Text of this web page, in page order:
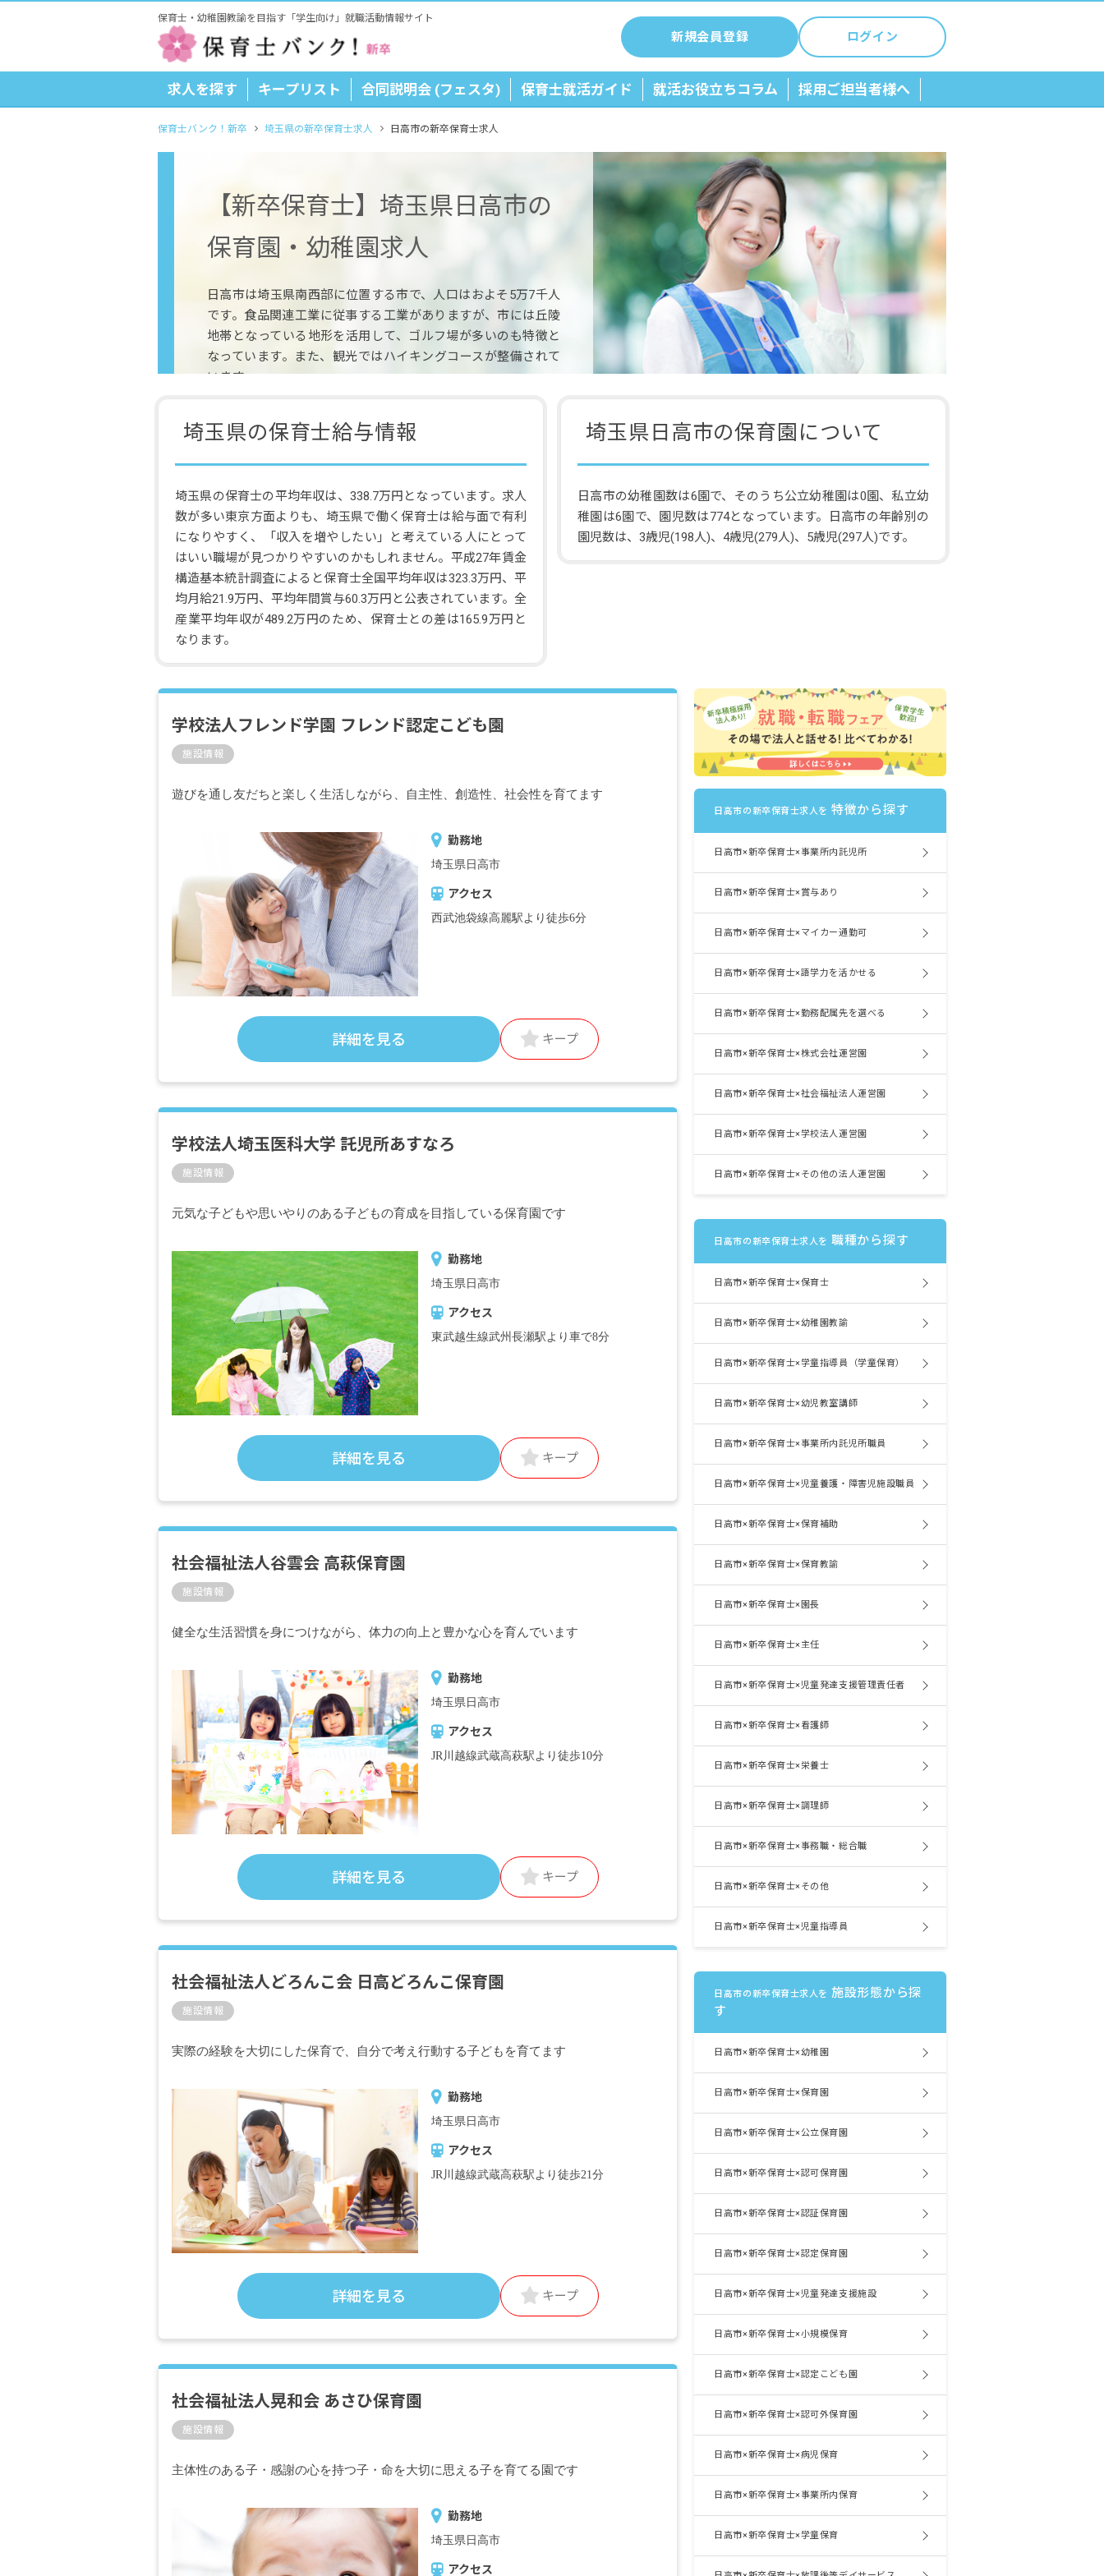
保育士・幼稚園教諭を目指す「学生向け」就職活動情報サイト
新規会員登録 ログイン
求人を探す キープリスト 合同説明会 (フェスタ) 保育士就活ガイド 就活お役立ちコラム 採用ご担当者様へ
保育士バンク！新卒 埼玉県の新卒保育士求人 日高市の新卒保育士求人
【新卒保育士】埼玉県日高市の
保育園・幼稚園求人
日高市は埼玉県南西部に位置する市で、人口はおよそ5万7千人
です。食品関連工業に従事する工業がありますが、市には丘陵
地帯となっている地形を活用して、ゴルフ場が多いのも特徴と
なっています。また、観光ではハイキングコースが整備されて
います。
埼玉県の保育士給与情報
埼玉県の保育士の平均年収は、338.7万円となっています。求人
数が多い東京方面よりも、埼玉県で働く保育士は給与面で有利
になりやすく、「収入を増やしたい」と考えている人にとって
はいい職場が見つかりやすいのかもしれません。平成27年賃金
構造基本統計調査によると保育士全国平均年収は323.3万円、平
均月給21.9万円、平均年間賞与60.3万円と公表されています。全
産業平均年収が489.2万円のため、保育士との差は165.9万円と
なります。
埼玉県日高市の保育園について
日高市の幼稚園数は6園で、そのうち公立幼稚園は0園、私立幼
稚園は6園で、園児数は774となっています。日高市の年齢別の
園児数は、3歳児(198人)、4歳児(279人)、5歳児(297人)です。
学校法人フレンド学園 フレンド認定こども園
施設情報
遊びを通し友だちと楽しく生活しながら、自主性、創造性、社会性を育てます
勤務地
埼玉県日高市
アクセス
西武池袋線高麗駅より徒歩6分
詳細を見る キープ
学校法人埼玉医科大学 託児所あすなろ
施設情報
元気な子どもや思いやりのある子どもの育成を目指している保育園です
勤務地
埼玉県日高市
アクセス
東武越生線武州長瀬駅より車で8分
詳細を見る キープ
社会福祉法人谷雲会 高萩保育園
施設情報
健全な生活習慣を身につけながら、体力の向上と豊かな心を育んでいます
勤務地
埼玉県日高市
アクセス
JR川越線武蔵高萩駅より徒歩10分
詳細を見る キープ
社会福祉法人どろんこ会 日高どろんこ保育園
施設情報
実際の経験を大切にした保育で、自分で考え行動する子どもを育てます
勤務地
埼玉県日高市
アクセス
JR川越線武蔵高萩駅より徒歩21分
詳細を見る キープ
社会福祉法人晃和会 あさひ保育園
施設情報
主体性のある子・感謝の心を持つ子・命を大切に思える子を育てる園です
勤務地
埼玉県日高市
アクセス
日高市の新卒保育士求人を 特徴から探す
日高市×新卒保育士×事業所内託児所
日高市×新卒保育士×賞与あり
日高市×新卒保育士×マイカー通勤可
日高市×新卒保育士×語学力を活かせる
日高市×新卒保育士×勤務配属先を選べる
日高市×新卒保育士×株式会社運営園
日高市×新卒保育士×社会福祉法人運営園
日高市×新卒保育士×学校法人運営園
日高市×新卒保育士×その他の法人運営園
日高市の新卒保育士求人を 職種から探す
日高市×新卒保育士×保育士
日高市×新卒保育士×幼稚園教諭
日高市×新卒保育士×学童指導員（学童保育）
日高市×新卒保育士×幼児教室講師
日高市×新卒保育士×事業所内託児所職員
日高市×新卒保育士×児童養護・障害児施設職員
日高市×新卒保育士×保育補助
日高市×新卒保育士×保育教諭
日高市×新卒保育士×園長
日高市×新卒保育士×主任
日高市×新卒保育士×児童発達支援管理責任者
日高市×新卒保育士×看護師
日高市×新卒保育士×栄養士
日高市×新卒保育士×調理師
日高市×新卒保育士×事務職・総合職
日高市×新卒保育士×その他
日高市×新卒保育士×児童指導員
日高市の新卒保育士求人を 施設形態から探
す
日高市×新卒保育士×幼稚園
日高市×新卒保育士×保育園
日高市×新卒保育士×公立保育園
日高市×新卒保育士×認可保育園
日高市×新卒保育士×認証保育園
日高市×新卒保育士×認定保育園
日高市×新卒保育士×児童発達支援施設
日高市×新卒保育士×小規模保育
日高市×新卒保育士×認定こども園
日高市×新卒保育士×認可外保育園
日高市×新卒保育士×病児保育
日高市×新卒保育士×事業所内保育
日高市×新卒保育士×学童保育